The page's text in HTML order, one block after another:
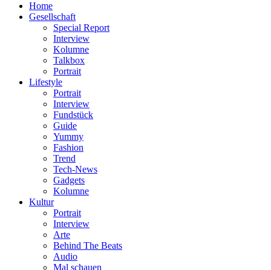
Home
Gesellschaft
Special Report
Interview
Kolumne
Talkbox
Portrait
Lifestyle
Portrait
Interview
Fundstück
Guide
Yummy
Fashion
Trend
Tech-News
Gadgets
Kolumne
Kultur
Portrait
Interview
Arte
Behind The Beats
Audio
Mal schauen